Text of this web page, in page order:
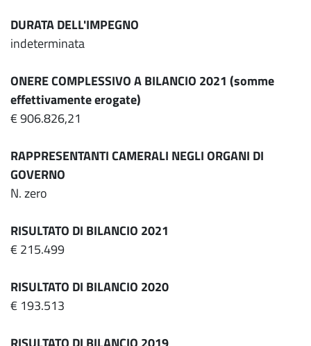
DURATA DELL'IMPEGNO
indeterminata
ONERE COMPLESSIVO A BILANCIO 2021 (somme
effettivamente erogate)
€ 906.826,21
RAPPRESENTANTI CAMERALI NEGLI ORGANI DI
GOVERNO
N. zero
RISULTATO DI BILANCIO 2021
€ 215.499
RISULTATO DI BILANCIO 2020
€ 193.513